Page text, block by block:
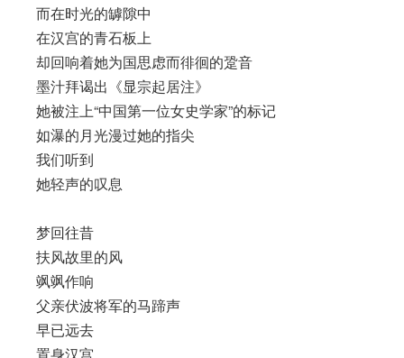
而在时光的罅隙中
在汉宫的青石板上
却回响着她为国思虑而徘徊的跫音
墨汁拜谒出《显宗起居注》
她被注上“中国第一位女史学家”的标记
如瀑的月光漫过她的指尖
我们听到
她轻声的叹息
梦回往昔
扶风故里的风
飒飒作响
父亲伏波将军的马蹄声
早已远去